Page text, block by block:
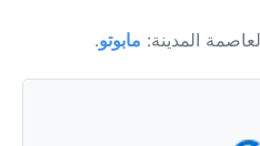
المدينة: مابوتو.